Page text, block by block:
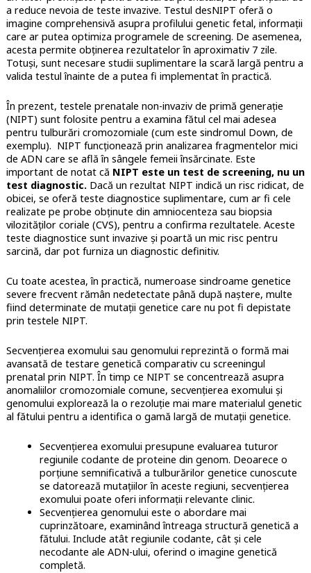
a reduce nevoia de teste invazive. Testul desNIPT oferă o
imagine comprehensivă asupra profilului genetic fetal, informații
care ar putea optimiza programele de screening. De asemenea,
acesta permite obținerea rezultatelor în aproximativ 7 zile.
Totuși, sunt necesare studii suplimentare la scară largă pentru a
valida testul înainte de a putea fi implementat în practică.
În prezent, testele prenatale non-invaziv de primă generație
(NIPT) sunt folosite pentru a examina fătul cel mai adesea
pentru tulburări cromozomiale (cum este sindromul Down, de
exemplu). NIPT funcționează prin analizarea fragmentelor mici
de ADN care se află în sângele femeii însărcinate. Este
important de notat că NIPT este un test de screening, nu un
test diagnostic.Dacă un rezultat NIPT indică un risc ridicat, de
obicei, se oferă teste diagnostice suplimentare, cum ar fi cele
realizate pe probe obținute din amniocenteza sau biopsia
vilozităților coriale (CVS), pentru a confirma rezultatele. Aceste
teste diagnostice sunt invazive și poartă un mic risc pentru
sarcină, dar pot furniza un diagnostic definitiv.
Cu toate acestea, în practică, numeroase sindroame genetice
severe frecvent rămân nedetectate până după naștere, multe
fiind determinate de mutații genetice care nu pot fi depistate
prin testele NIPT.
Secvențierea exomului sau genomului reprezintă o formă mai
avansată de testare genetică comparativ cu screeningul
prenatal prin NIPT. În timp ce NIPT se concentrează asupra
anomaliilor cromozomiale comune, secvențierea exomului și
genomului explorează la o rezoluție mai mare materialul genetic
al fătului pentru a identifica o gamă largă de mutații genetice.
Secvențierea exomului presupune evaluarea tuturor
regiunile codante de proteine din genom. Deoarece o
porțiune semnificativă a tulburărilor genetice cunoscute
se datorează mutațiilor în aceste regiuni, secvențierea
exomului poate oferi informații relevante clinic.
Secvențierea genomului este o abordare mai
cuprinzătoare, examinând întreaga structură genetică a
fătului. Include atât regiunile codante, cât și cele
necodante ale ADN-ului, oferind o imagine genetică
completă.